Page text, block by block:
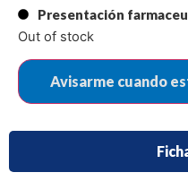
Presentación
Out of stock